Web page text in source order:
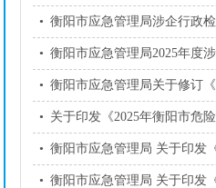
• 衡阳市应急管理局涉企行政
• 衡阳市应急管理局2025年度
• 衡阳市应急管理局关于修订
• 关于印发《2025年衡阳市危
• 衡阳市应急管理局 关于印发
• 衡阳市应急管理局 关于印发